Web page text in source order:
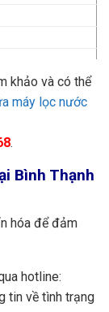
khảo và có thể
máy lọc nước
.
Bình Thạnh
hóa để đảm
hotline:
tin về tình trạng